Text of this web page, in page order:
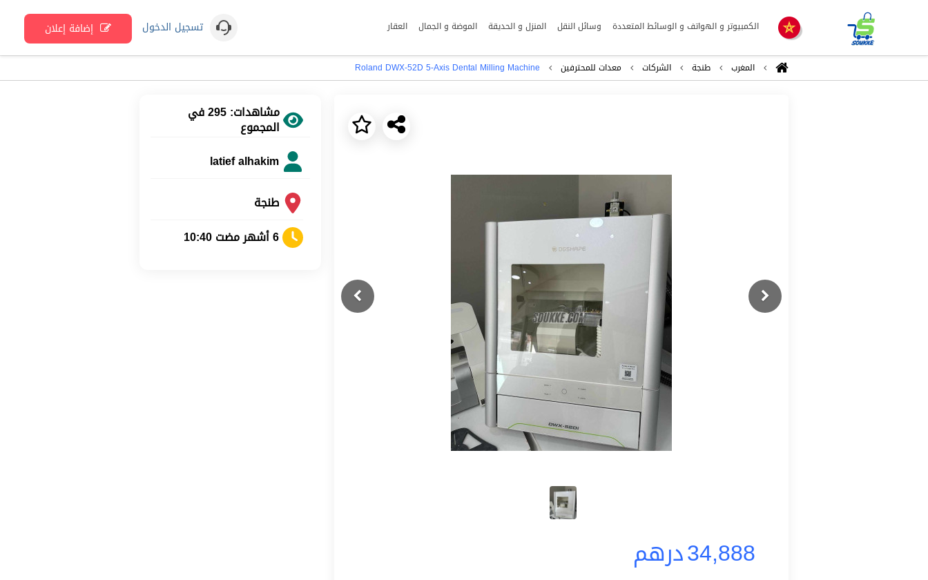
الكمبيوتر و الهواتف و الوسائط المتعددة وسائل النقل المنزل و الحديقة الموضة و الجمال العقار تسجيل الدخول إضافة إعلان
المغرب طنجة الشركات معدات للمحترفين Roland DWX-52D 5-Axis Dental Milling Machine
Previous
Next
34,888درهم
مشاهدات: 295 في
المجموع
latief alhakim
طنجة
6 أشهر مضت 10:40